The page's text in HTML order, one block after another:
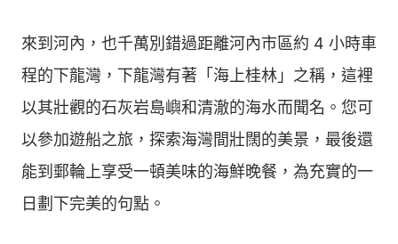
來到河內，也千萬別錯過距離河內市區約 4 小時車
程的下龍灣，下龍灣有著「海上桂林」之稱，這裡
以其壯觀的石灰岩島嶼和清澈的海水而聞名。您可
以參加遊船之旅，探索海灣間壯闊的美景，最後還
能到郵輪上享受一頓美味的海鮮晚餐，為充實的一
日劃下完美的句點。